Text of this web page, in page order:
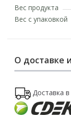
Вес продукта
Вес с упаковкой
О доставке
Доставка